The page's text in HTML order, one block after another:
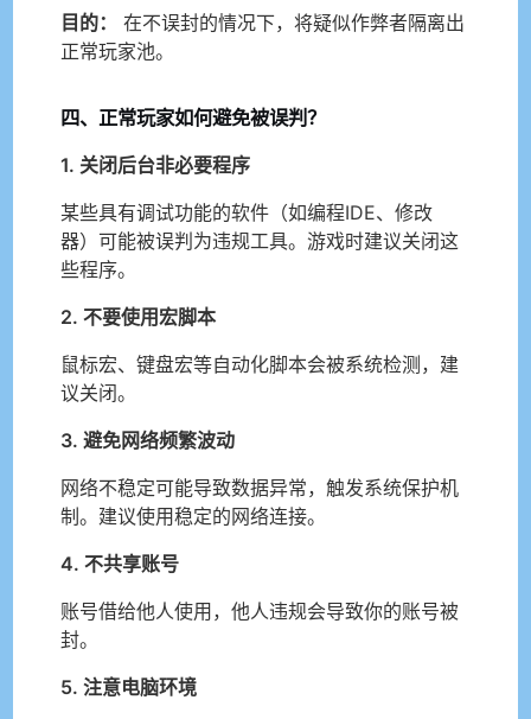
目的：
在不误封的情况下，将疑似作弊者隔离出
正常玩家池。
四、正常玩家如何避免被误判？
1. 关闭后台非必要程序
某些具有调试功能的软件（如编程IDE、修改
器）可能被误判为违规工具。游戏时建议关闭这
些程序。
2. 不要使用宏脚本
鼠标宏、键盘宏等自动化脚本会被系统检测，建
议关闭。
3. 避免网络频繁波动
网络不稳定可能导致数据异常，触发系统保护机
制。建议使用稳定的网络连接。
4. 不共享账号
账号借给他人使用，他人违规会导致你的账号被
封。
5. 注意电脑环境